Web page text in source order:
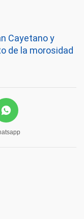
Cayetano y
de la morosidad